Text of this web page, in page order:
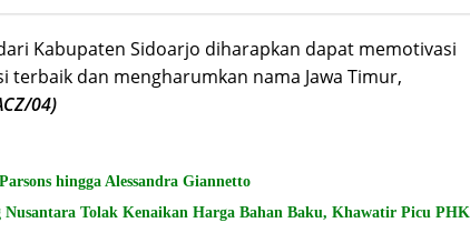
Kabupaten Sidoarjo diharapkan dapat memotivasi
dan mengharumkan nama Jawa Timur,
04)
hingga Alessandra Giannetto
Nusantara Tolak Kenaikan Harga Bahan Baku, Khawatir Picu PHK